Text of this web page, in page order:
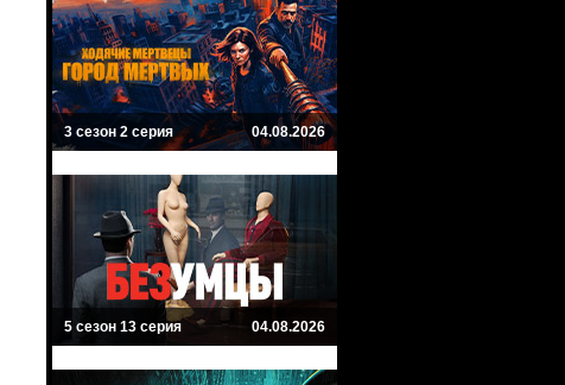
3 сезон 2 серия 04.08.2026
5 сезон 13 серия 04.08.2026